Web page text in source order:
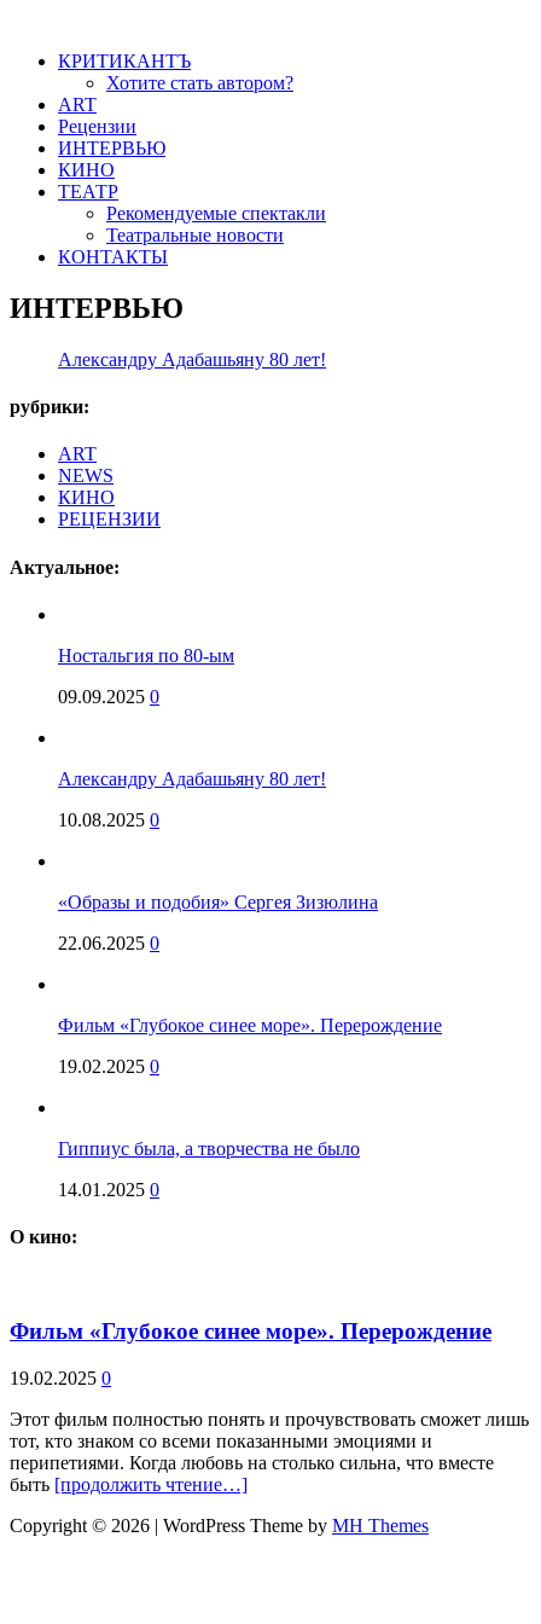
КРИТИКАНТЪ
Хотите стать автором?
ART
Рецензии
ИНТЕРВЬЮ
КИНО
ТЕАТР
Рекомендуемые спектакли
Театральные новости
КОНТАКТЫ
ИНТЕРВЬЮ
Александру Адабашьяну 80 лет!
рубрики:
ART
NEWS
КИНО
РЕЦЕНЗИИ
Актуальное:
Ностальгия по 80-ым
09.09.2025 0
Александру Адабашьяну 80 лет!
10.08.2025 0
«Образы и подобия» Сергея Зизюлина
22.06.2025 0
Фильм «Глубокое синее море». Перерождение
19.02.2025 0
Гиппиус была, а творчества не было
14.01.2025 0
О кино:
Фильм «Глубокое синее море». Перерождение
19.02.2025 0
Этот фильм полностью понять и прочувствовать сможет лишь
тот, кто знаком со всеми показанными эмоциями и
перипетиями. Когда любовь на столько сильна, что вместе
быть [продолжить чтение…]
Copyright © 2026 | WordPress Theme by MH Themes